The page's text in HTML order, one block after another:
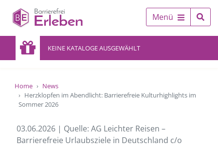
Menü
KEINE KATALOGE AUSGEWÄHLT
Home
News
Herzklopfen im Abendlicht: Barrierefreie Kulturhighlights im
Sommer 2026
03.06.2026 | Quelle: AG Leichter Reisen –
Barrierefreie Urlaubsziele in Deutschland c/o